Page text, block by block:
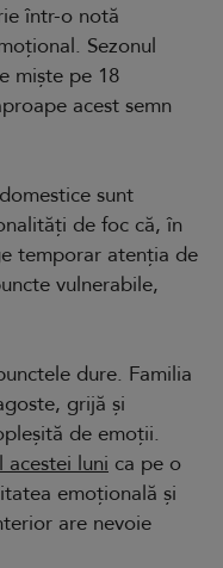
într-o notă
Sezonul
miște pe 18
acest semn
sunt
de foc că, în
temporar atenția de
vulnerabile,
dure. Familia
grijă și
de emoții.
acestei luni ca pe o
emoțională și
are nevoie